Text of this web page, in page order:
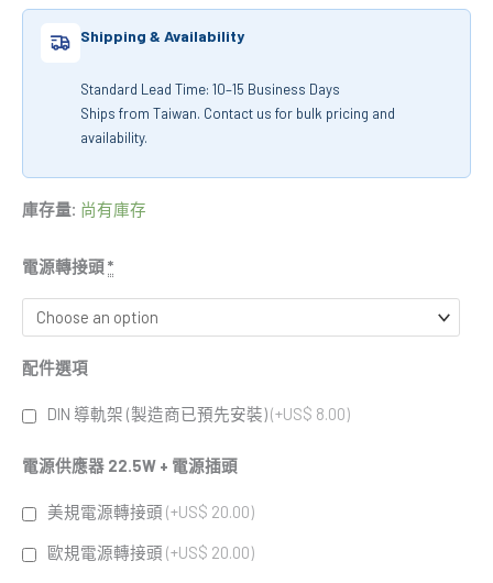
Shipping & Availability
Standard Lead Time: 10–15 Business Days
Ships from Taiwan. Contact us for bulk pricing and
availability.
庫存量: 尚有庫存
電源轉接頭*
配件選項
DIN 導軌架 (製造商已預先安裝)(+US$ 8.00)
電源供應器 22.5W + 電源插頭
美規電源轉接頭 (+US$ 20.00)
歐規電源轉接頭 (+US$ 20.00)